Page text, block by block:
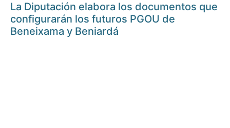
La Diputación elabora los documentos que
configurarán los futuros PGOU de
Beneixama y Beniardá